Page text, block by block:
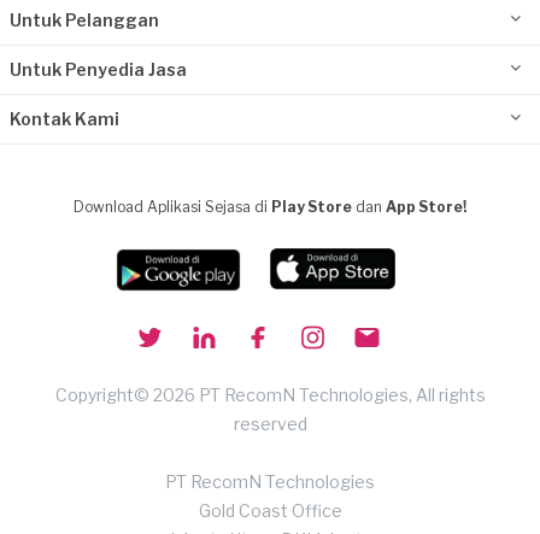
Untuk Pelanggan
Untuk Penyedia Jasa
Kontak Kami
Download Aplikasi Sejasa di Play Store dan App Store!
Copyright© 2026 PT RecomN Technologies, All rights
reserved
PT RecomN Technologies
Gold Coast Office